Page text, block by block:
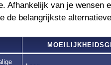
Afhankelijk van je wensen
de belangrijkste